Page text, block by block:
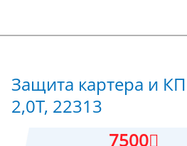
Защита картера и
2,0T, 22313
7500